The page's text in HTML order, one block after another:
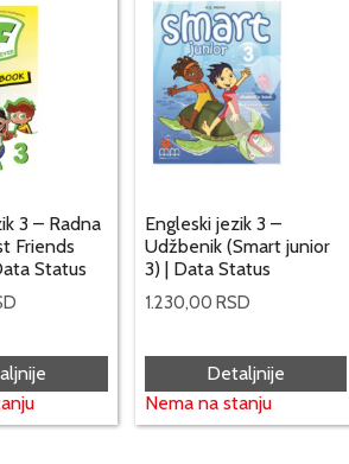
3 – Radna
Friends
Status
Engleski jezik 3 –
Udžbenik (Smart junior
3) | Data Status
1.230,00RSD
Detaljnije
Nema na stanju